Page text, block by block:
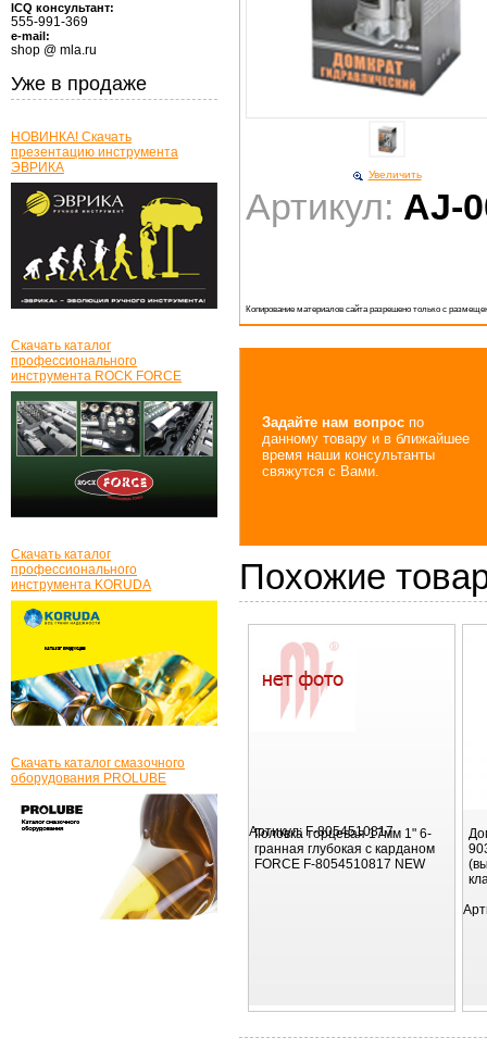
Увеличить
Артикул: AJ-
Копирование материалов сайта разрешено только с
Задайте нам вопрос по
данному товару и в ближайшее
время наши консультанты
свяжутся с Вами.
Похожие
Головка торцевая 17мм 1" 6-
гранная глубокая с карданом
FORCE F-8054510817 NEW
Артикул: F-8054510817
ICQ консультант:
555-991-369
e-mail:
shop @ mla.ru
Уже в продаже
НОВИНКА! Скачать
презентацию инструмента
ЭВРИКА
Скачать каталог
профессионального
инструмента ROCK FORCE
Скачать каталог
профессионального
инструмента KORUDA
Скачать каталог смазочного
оборудования PROLUBE